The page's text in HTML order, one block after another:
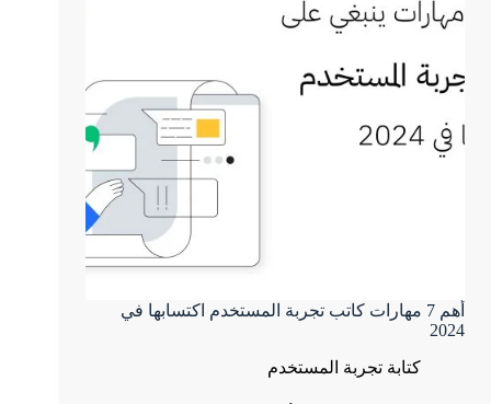
أهم 7 مهارات كاتب تجربة المستخدم اكتسابها في
2024
كتابة تجربة المستخدم